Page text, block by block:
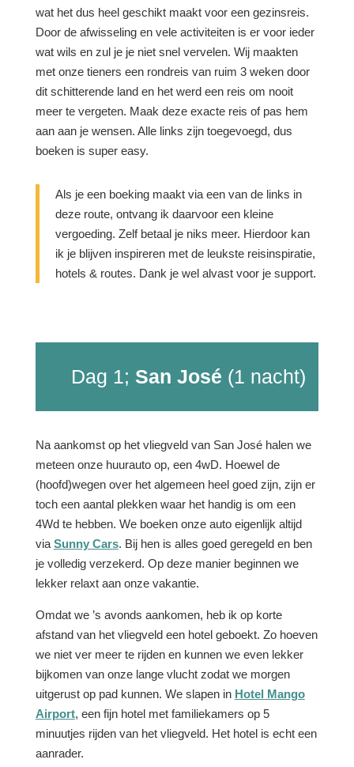
wat het dus heel geschikt maakt voor een gezinsreis.
Door de afwisseling en vele activiteiten is er voor ieder
wat wils en zul je je niet snel vervelen. Wij maakten
met onze tieners een rondreis van ruim 3 weken door
dit schitterende land en het werd een reis om nooit
meer te vergeten. Maak deze exacte reis of pas hem
aan aan je wensen. Alle links zijn toegevoegd, dus
boeken is super easy.
Als je een boeking maakt via een van de links in
deze route, ontvang ik daarvoor een kleine
vergoeding. Zelf betaal je niks meer. Hierdoor kan
ik je blijven inspireren met de leukste reisinspiratie,
hotels & routes. Dank je wel alvast voor je support.
Dag 1; San José (1 nacht)
Na aankomst op het vliegveld van San José halen we
meteen onze huurauto op, een 4wD. Hoewel de
(hoofd)wegen over het algemeen heel goed zijn, zijn er
toch een aantal plekken waar het handig is om een
4Wd te hebben. We boeken onze auto eigenlijk altijd
via Sunny Cars. Bij hen is alles goed geregeld en ben
je volledig verzekerd. Op deze manier beginnen we
lekker relaxt aan onze vakantie.
Omdat we ’s avonds aankomen, heb ik op korte
afstand van het vliegveld een hotel geboekt. Zo hoeven
we niet ver meer te rijden en kunnen we even lekker
bijkomen van onze lange vlucht zodat we morgen
uitgerust op pad kunnen. We slapen in Hotel Mango
Airport, een fijn hotel met familiekamers op 5
minuutjes rijden van het vliegveld. Het hotel is echt een
aanrader.